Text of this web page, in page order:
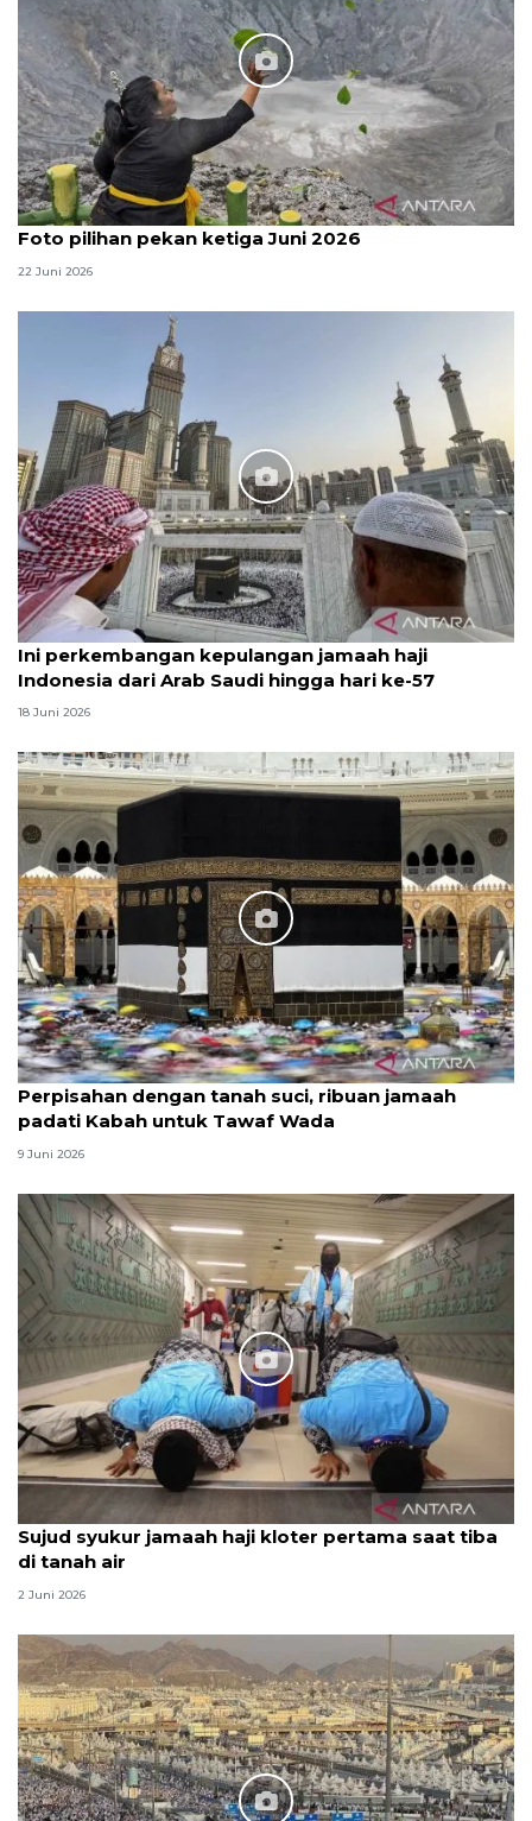
Foto pilihan pekan ketiga Juni 2026
22 Juni 2026
Ini perkembangan kepulangan jamaah haji
Indonesia dari Arab Saudi hingga hari ke-57
18 Juni 2026
Perpisahan dengan tanah suci, ribuan jamaah
padati Kabah untuk Tawaf Wada
9 Juni 2026
Sujud syukur jamaah haji kloter pertama saat tiba
di tanah air
2 Juni 2026